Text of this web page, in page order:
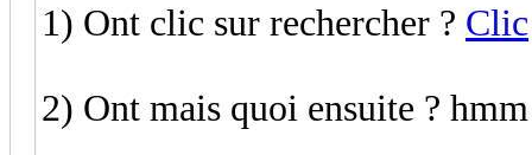
1) Ont clic sur rechercher ? Clic
2) Ont mais quoi ensuite ?